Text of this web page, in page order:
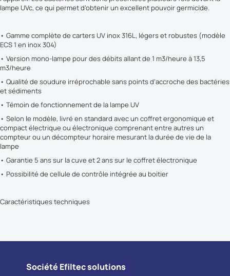
lampe UVc, ce qui permet d’obtenir un excellent pouvoir germicide.
• Gamme complète de carters UV inox 316L, légers et robustes (modèle
ECS 1 en inox 304)
• Version mono-lampe pour des débits allant de 1 m3/heure à 13,5
m3/heure
• Qualité de soudure irréprochable sans points d’accroche des bactéries
et sédiments
• Témoin de fonctionnement de la lampe UV
• Selon le modèle, livré en standard avec un coffret ergonomique et
compact électrique ou électronique comprenant entre autres un
compteur ou un décompteur horaire mesurant la durée de vie de la
lampe
• Garantie 5 ans sur la cuve et 2 ans sur le coffret électronique
• Possibilité de cellule de contrôle intégrée au boitier
Caractéristiques techniques
Société Efiltec solutions